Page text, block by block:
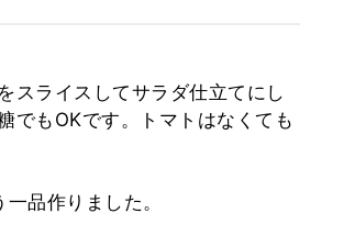
スライスしてサラダ仕立てにし
でもOKです。トマトはなくても
品作りました。